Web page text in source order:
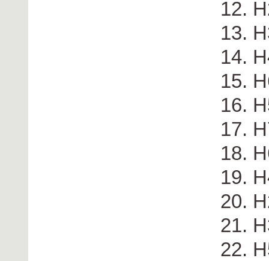
12.
13.
14.
15.
16.
17.
18.
19.
20.
21.
22.